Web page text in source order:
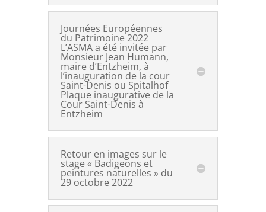
Journées Européennes
du Patrimoine 2022
L’ASMA a été invitée par
Monsieur Jean Humann,
maire d’Entzheim, à
l’inauguration de la cour
Saint-Denis ou Spitalhof
Plaque inaugurative de la
Cour Saint-Denis à
Entzheim
Retour en images sur le
stage « Badigeons et
peintures naturelles » du
29 octobre 2022